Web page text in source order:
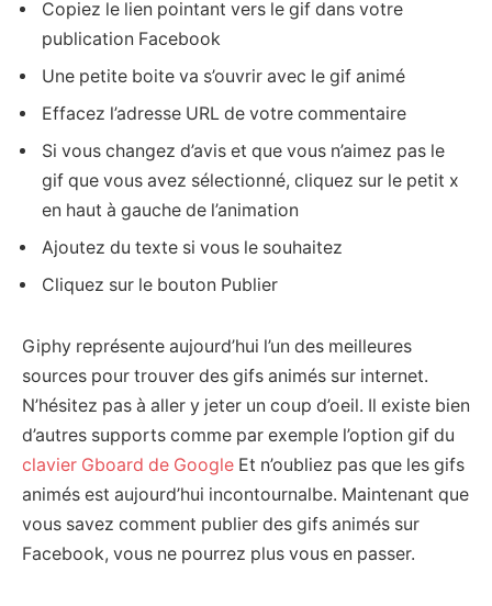
Copiez le lien pointant vers le gif dans votre
publication Facebook
Une petite boite va s’ouvrir avec le gif animé
Effacez l’adresse URL de votre commentaire
Si vous changez d’avis et que vous n’aimez pas le
gif que vous avez sélectionné, cliquez sur le petit x
en haut à gauche de l’animation
Ajoutez du texte si vous le souhaitez
Cliquez sur le bouton Publier
Giphy représente aujourd’hui l’un des meilleures
sources pour trouver des gifs animés sur internet.
N’hésitez pas à aller y jeter un coup d’oeil. Il existe bien
d’autres supports comme par exemple l’option gif du
clavier Gboard de Google Et n’oubliez pas que les gifs
animés est aujourd’hui incontournalbe. Maintenant que
vous savez comment publier des gifs animés sur
Facebook, vous ne pourrez plus vous en passer.